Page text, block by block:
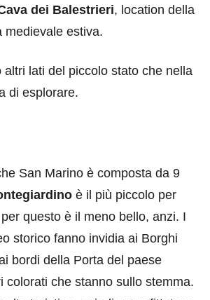
dei Balestrieri, location della
medievale estiva.
altri lati del piccolo stato che nella
di esplorare.
San Marino è composta da 9
è il più piccolo per
questo è il meno bello, anzi. I
storico fanno invidia ai Borghi
bordi della Porta del paese
colorati che stanno sullo stemma.